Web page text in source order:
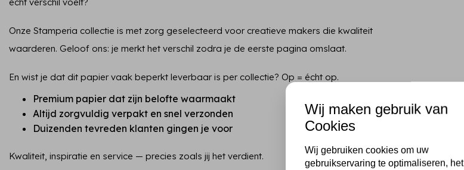
Onze Stamperia collectie is met zorg geselecteerd voor creatieve makers die kwaliteit
waarderen. Geloof ons: je merkt het verschil zodra je de eerste pagina omslaat.
En wist je dat dit papier vaak beperkt leverbaar is per collectie? Op = écht op.
Premium papier dat zijn belofte waarmaakt
Altijd zorgvuldig verpakt en snel verzonden
Duizenden tevreden klanten gingen je voor
Kwaliteit, inspiratie en service — precies zoals jij het verdient.
Wij maken gebruik van
Cookies
Wij gebruiken cookies om uw
gebruikservaring te optimaliseren, het